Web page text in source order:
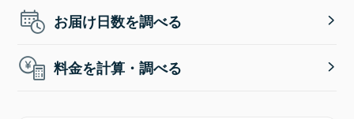
お届け日数を調べる
料金を計算・調べる